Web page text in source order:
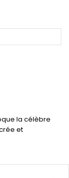
la célèbre
et